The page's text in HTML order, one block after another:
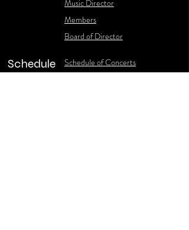
​Music Director
​Members
Board of Director
Schedule
Schedule of Concerts